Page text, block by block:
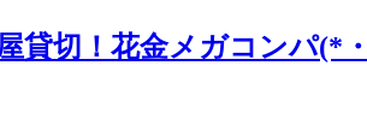
貸切！花金メガコンパ(*